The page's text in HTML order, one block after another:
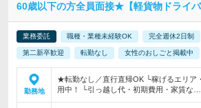
60歳以下の方全員面接★【軽貨物ドライ
業務委託 職種・業種未経験OK 完全週休2日制
第二新卒歓迎 転勤なし 女性のおしごと掲載中
勤務地
★転勤なし／直行直帰OK └稼げるエリア
用中！ └引っ越し代・初期費用・家賃な…